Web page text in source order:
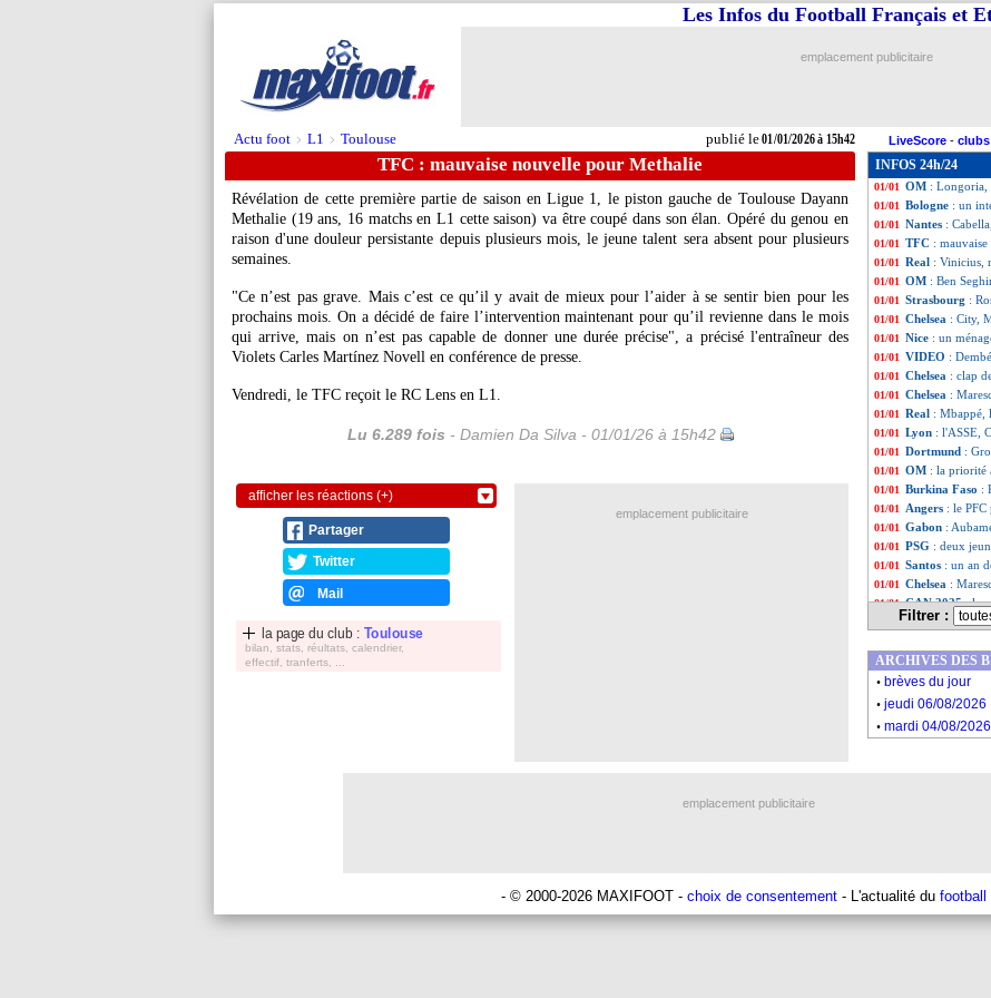
Actu foot > L1 > Toulouse publié le01/01/2026 à 15h42
Les Infos du Football Français et
emplacement publicitaire
LiveScore - clubs
TFC : mauvaise nouvelle pour Methalie
Révélation de cette première partie de saison en Ligue 1, le piston gauche de Toulouse Dayann
Methalie (19 ans, 16 matchs en L1 cette saison) va être coupé dans son élan. Opéré du genou en
raison d'une douleur persistante depuis plusieurs mois, le jeune talent sera absent pour plusieurs
semaines.
"Ce n’est pas grave. Mais c’est ce qu’il y avait de mieux pour l’aider à se sentir bien pour les
prochains mois. On a décidé de faire l’intervention maintenant pour qu’il revienne dans le mois
qui arrive, mais on n’est pas capable de donner une durée précise", a précisé l'entraîneur des
Violets Carles Martínez Novell en conférence de presse.
Vendredi, le TFC reçoit le RC Lens en L1.
Lu 6.289 fois - Damien Da Silva - 01/01/26 à 15h42
afficher les réactions (+)
Partager
Twitter
Mail
la page du club : Toulouse
bilan, stats, réultats, calendrier,
effectif, tranferts, ...
INFOS 24h/24
01/01 Tottenham:
01/01 Sporting
01/01 Aston Villa: le
01/01 Barça: porte
01/01 OM : Longoria,
01/01 Bologne : un
01/01 Nantes :
01/01 TFC :
01/01 Real : Vinicius,
01/01 OM : Ben
01/01 Strasbourg :
01/01 Chelsea : City,
01/01 Nice : un
01/01 VIDEO :
01/01 Chelsea : clap
01/01 Chelsea :
01/01 Real : Mbappé,
01/01 Lyon : l'ASSE,
01/01 Dortmund :
01/01 OM : la priorité
01/01 Burkina Faso :
01/01 Angers : le PFC
01/01 Gabon :
01/01 PSG : deux
01/01 Santos : un an
01/01 Chelsea :
01/01 CAN 2025: les
Liste des
Filtrer :
emplacement publicitaire
ARCHIVES DES
. brèves du jour
. jeudi 06/08/2026
. mardi 04/08/2026
emplacement publicitaire
- © 2000-2026 MAXIFOOT - choix de consentement - L'actualité du football